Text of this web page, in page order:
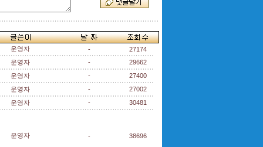
운영자 -
27174
운영자 -
29662
운영자 -
27400
운영자 -
27002
운영자 - 30481
운영자 - 38696